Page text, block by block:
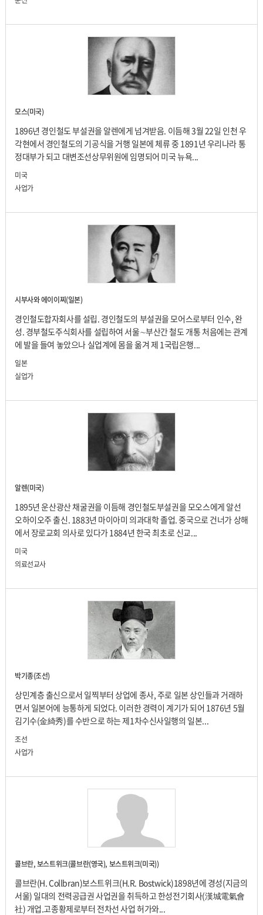
모스(미국)
1896년 경인철도 부설권을 알렌에게 넘겨받음. 이듬해 3월 22일 인천 우
각현에서 경인철도의 기공식을 거행 일본에 체류 중 1891년 우리나라 통
정대부가 되고 대변조선상무위원에 임명되어 미국 뉴욕...
미국
사업가
시부사와 에이이찌(일본)
경인철도합자회사를 설립. 경인철도의 부설권을 모어스로부터 인수, 완
성. 경부철도주식회사를 설립하여 서울∼부산간 철도 개통 처음에는 관계
에 발을 들여 놓았으나 실업계에 몸을 옮겨 제 1국립은행...
일본
실업가
알렌(미국)
1895년 운산광산 채굴권을 이듬해 경인철도부설권을 모오스에게 알선
오하이오주 출신. 1883년 마이아미 의과대학 졸업. 중국으로 건너가 상해
에서 장로교회 의사로 있다가 1884년 한국 최초로 신교...
미국
의료선교사
박기종(조선)
상민계층 출신으로서 일찍부터 상업에 종사, 주로 일본 상인들과 거래하
면서 일본어에 능통하게 되었다. 이러한 경력이 계기가 되어 1876년 5월
김기수(金綺秀)를 수반으로 하는 제1차수신사일행의 일본...
조선
사업가
콜브란, 보스트위크(콜브란(영국), 보스트위크(미국))
콜브란(H. Collbran)보스트위크(H.R. Bostwick)1898년에 경성(지금의
서울) 일대의 전력공급권 사업권을 취득하고 한성전기회사(漢城電氣會
社) 개업.고종황제로부터 전차선 사업 허가와...